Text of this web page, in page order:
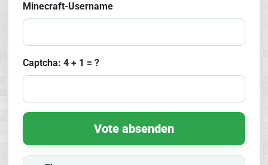
Minecraft-Username
Captcha: 4 + 1 = ?
Vote absenden